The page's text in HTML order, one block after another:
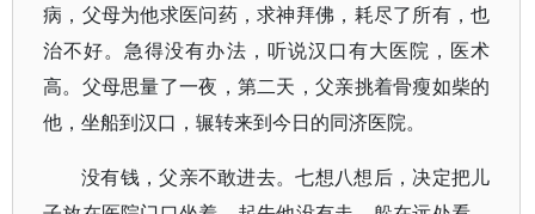
病，父母为他求医问药，求神拜佛，耗尽了所有，也
治不好。急得没有办法，听说汉口有大医院，医术
高。父母思量了一夜，第二天，父亲挑着骨瘦如柴的
他，坐船到汉口，辗转来到今日的同济医院。
没有钱，父亲不敢进去。七想八想后，决定把儿